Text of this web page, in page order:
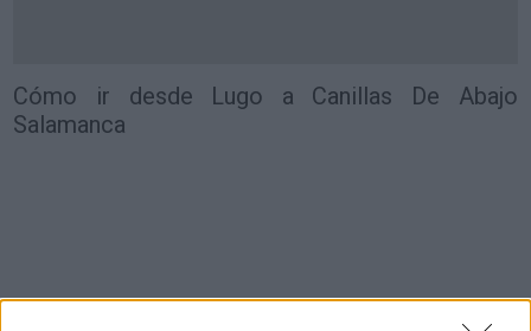
Cómo ir desde Lugo a Canillas De Abajo
Salamanca